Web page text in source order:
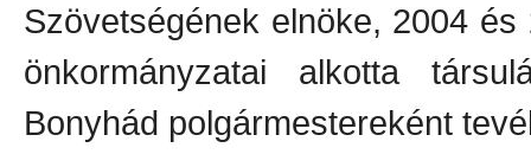
Szövetségének elnöke, 2004
önkormányzatai alkotta
Bonyhád polgármestereként